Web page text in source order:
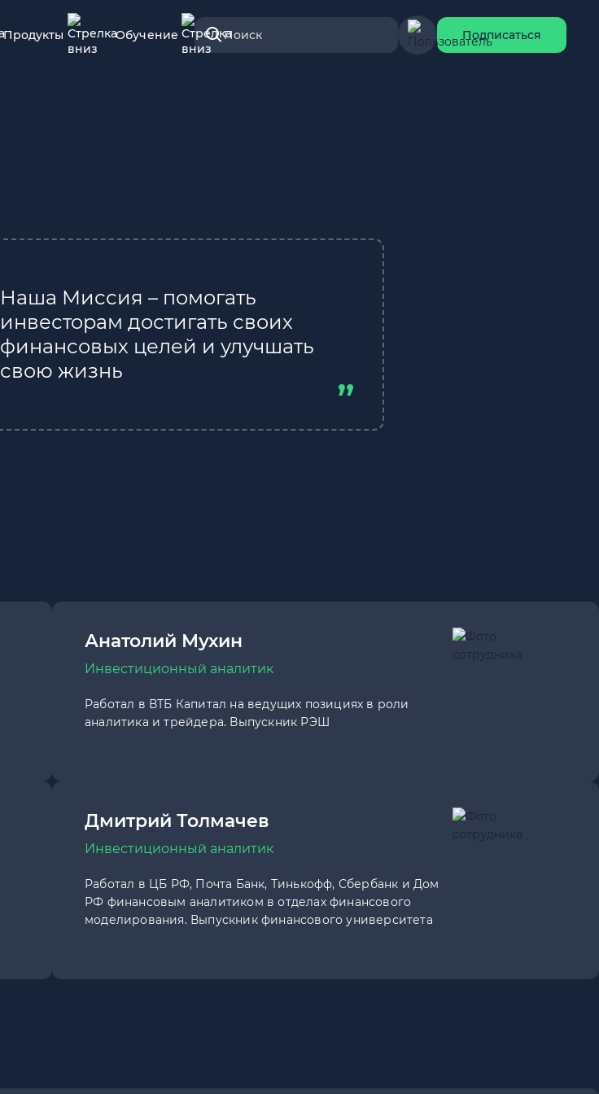
Продукты Обучение Поиск Подписаться
Наша Миссия – помогать
инвесторам достигать своих
финансовых целей и улучшать
свою жизнь
Анатолий Мухин
Инвестиционный аналитик
Работал в ВТБ Капитал на ведущих позициях в роли
аналитика и трейдера. Выпускник РЭШ
Дмитрий Толмачев
Инвестиционный аналитик
Работал в ЦБ РФ, Почта Банк, Тинькофф, Сбербанк и Дом
РФ финансовым аналитиком в отделах финансового
моделирования. Выпускник финансового университета